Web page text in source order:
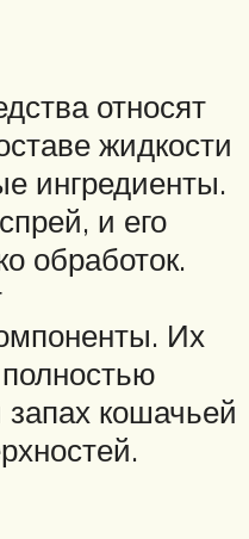
относят
жидкости
ингредиенты.
и его
обработок.
Их
кошачьей